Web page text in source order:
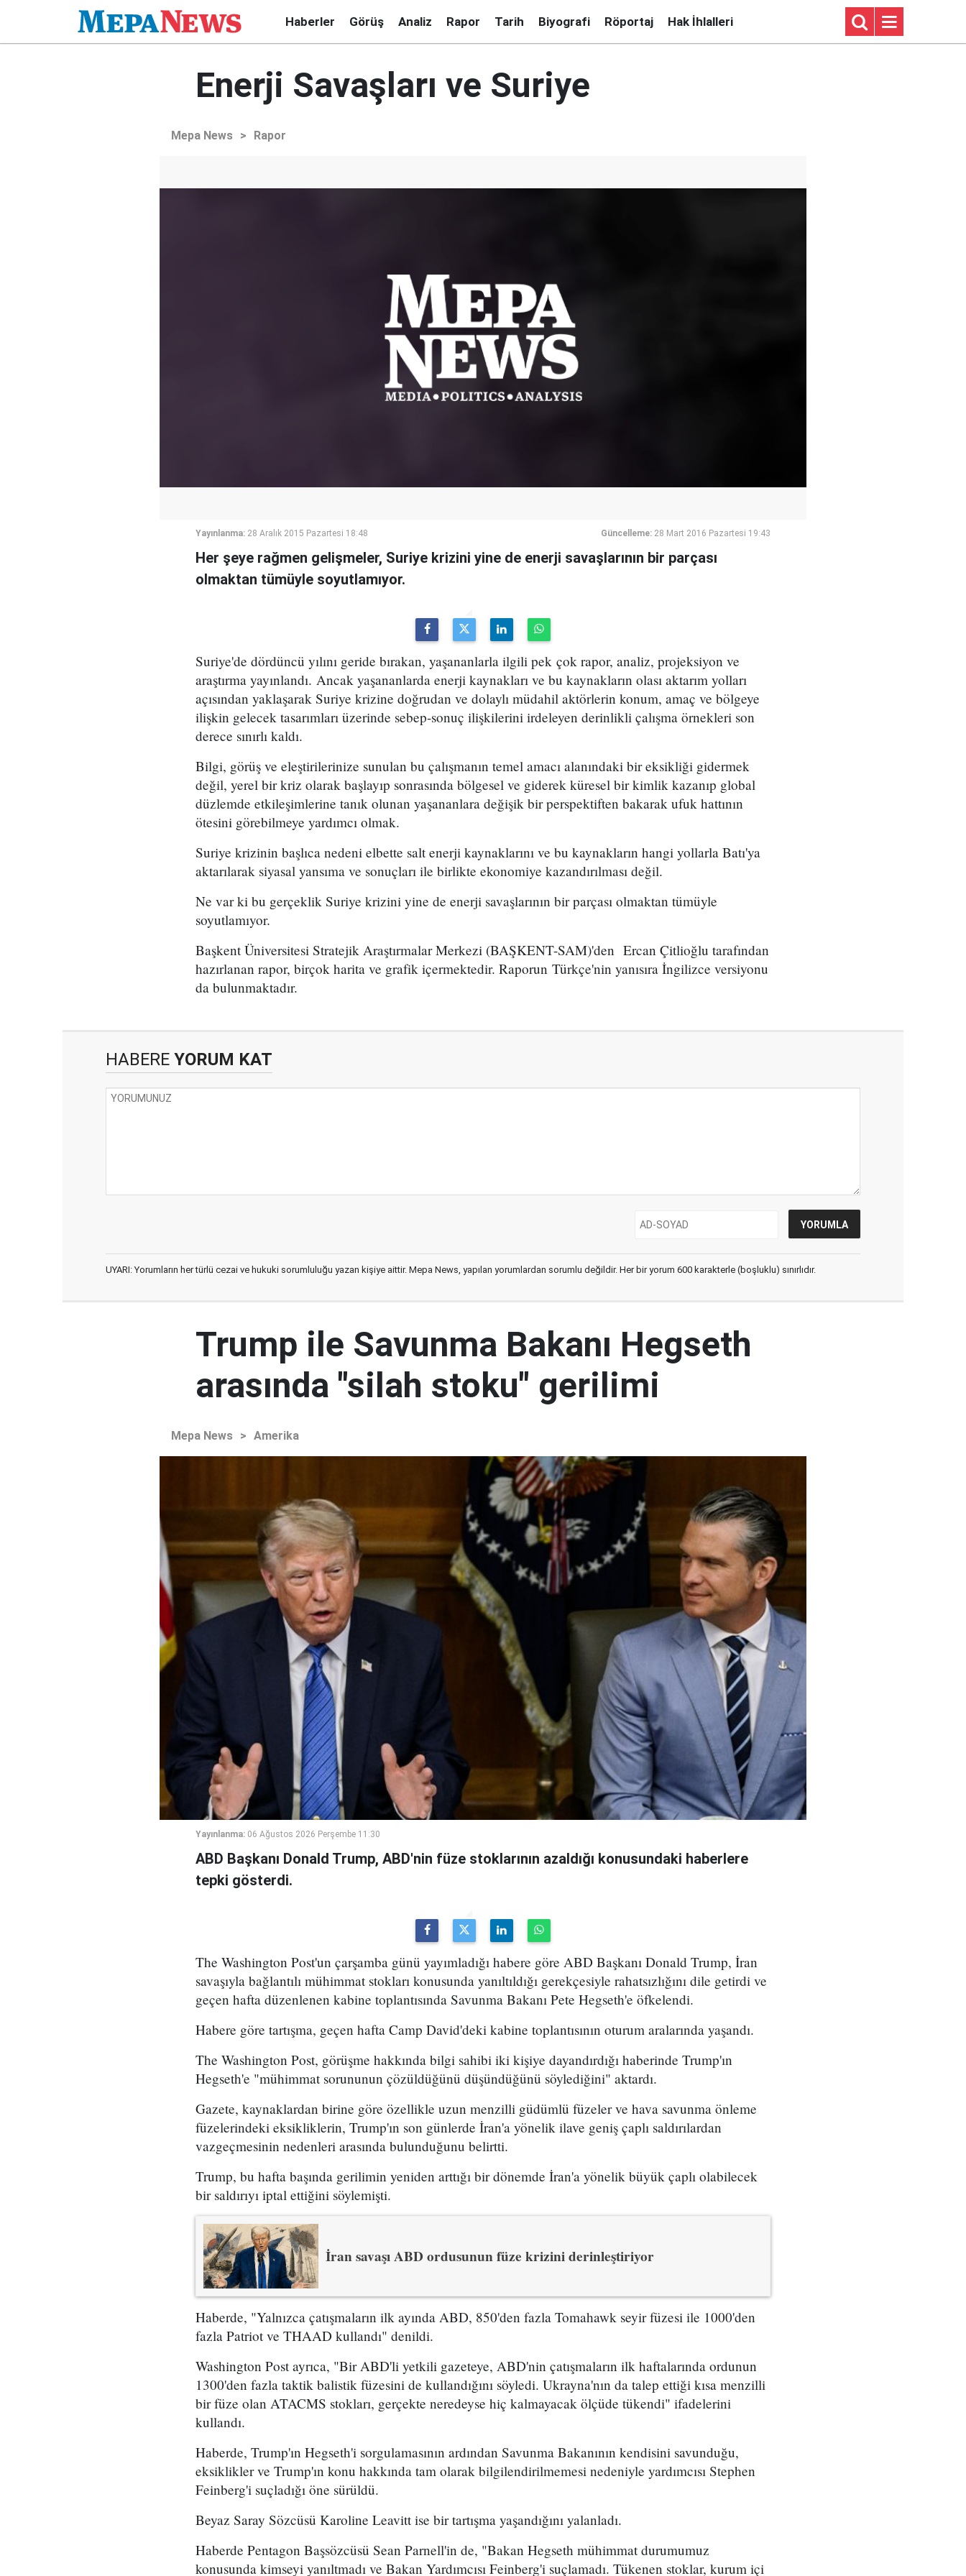
Haberler Görüş Analiz Rapor Tarih Biyografi Röportaj Hak İhlalleri
Enerji Savaşları ve Suriye
Mepa News > Rapor
Yayınlanma: 28 Aralık 2015 Pazartesi 18:48 Güncelleme: 28 Mart 2016 Pazartesi 19:43
Her şeye rağmen gelişmeler, Suriye krizini yine de enerji savaşlarının bir parçası
olmaktan tümüyle soyutlamıyor.
Suriye'de dördüncü yılını geride bırakan, yaşananlarla ilgili pek çok rapor, analiz, projeksiyon ve
araştırma yayınlandı. Ancak yaşananlarda enerji kaynakları ve bu kaynakların olası aktarım yolları
açısından yaklaşarak Suriye krizine doğrudan ve dolaylı müdahil aktörlerin konum, amaç ve bölgeye
ilişkin gelecek tasarımları üzerinde sebep-sonuç ilişkilerini irdeleyen derinlikli çalışma örnekleri son
derece sınırlı kaldı.
Bilgi, görüş ve eleştirilerinize sunulan bu çalışmanın temel amacı alanındaki bir eksikliği gidermek
değil, yerel bir kriz olarak başlayıp sonrasında bölgesel ve giderek küresel bir kimlik kazanıp global
düzlemde etkileşimlerine tanık olunan yaşananlara değişik bir perspektiften bakarak ufuk hattının
ötesini görebilmeye yardımcı olmak.
Suriye krizinin başlıca nedeni elbette salt enerji kaynaklarını ve bu kaynakların hangi yollarla Batı'ya
aktarılarak siyasal yansıma ve sonuçları ile birlikte ekonomiye kazandırılması değil.
Ne var ki bu gerçeklik Suriye krizini yine de enerji savaşlarının bir parçası olmaktan tümüyle
soyutlamıyor.
Başkent Üniversitesi Stratejik Araştırmalar Merkezi (BAŞKENT-SAM)'den Ercan Çitlioğlu tarafından
hazırlanan rapor, birçok harita ve grafik içermektedir. Raporun Türkçe'nin yanısıra İngilizce versiyonu
da bulunmaktadır.
HABERE YORUM KAT
UYARI: Yorumların her türlü cezai ve hukuki sorumluluğu yazan kişiye aittir. Mepa News, yapılan yorumlardan sorumlu değildir. Her bir yorum 600 karakterle (boşluklu) sınırlıdır.
Trump ile Savunma Bakanı Hegseth
arasında "silah stoku" gerilimi
Mepa News > Amerika
Yayınlanma: 06 Ağustos 2026 Perşembe 11:30
ABD Başkanı Donald Trump, ABD'nin füze stoklarının azaldığı konusundaki haberlere
tepki gösterdi.
The Washington Post'un çarşamba günü yayımladığı habere göre ABD Başkanı Donald Trump, İran
savaşıyla bağlantılı mühimmat stokları konusunda yanıltıldığı gerekçesiyle rahatsızlığını dile getirdi ve
geçen hafta düzenlenen kabine toplantısında Savunma Bakanı Pete Hegseth'e öfkelendi.
Habere göre tartışma, geçen hafta Camp David'deki kabine toplantısının oturum aralarında yaşandı.
The Washington Post, görüşme hakkında bilgi sahibi iki kişiye dayandırdığı haberinde Trump'ın
Hegseth'e "mühimmat sorununun çözüldüğünü düşündüğünü söylediğini" aktardı.
Gazete, kaynaklardan birine göre özellikle uzun menzilli güdümlü füzeler ve hava savunma önleme
füzelerindeki eksikliklerin, Trump'ın son günlerde İran'a yönelik ilave geniş çaplı saldırılardan
vazgeçmesinin nedenleri arasında bulunduğunu belirtti.
Trump, bu hafta başında gerilimin yeniden arttığı bir dönemde İran'a yönelik büyük çaplı olabilecek
bir saldırıyı iptal ettiğini söylemişti.
İran savaşı ABD ordusunun füze krizini derinleştiriyor
Haberde, "Yalnızca çatışmaların ilk ayında ABD, 850'den fazla Tomahawk seyir füzesi ile 1000'den
fazla Patriot ve THAAD kullandı" denildi.
Washington Post ayrıca, "Bir ABD'li yetkili gazeteye, ABD'nin çatışmaların ilk haftalarında ordunun
1300'den fazla taktik balistik füzesini de kullandığını söyledi. Ukrayna'nın da talep ettiği kısa menzilli
bir füze olan ATACMS stokları, gerçekte neredeyse hiç kalmayacak ölçüde tükendi" ifadelerini
kullandı.
Haberde, Trump'ın Hegseth'i sorgulamasının ardından Savunma Bakanının kendisini savunduğu,
eksiklikler ve Trump'ın konu hakkında tam olarak bilgilendirilmemesi nedeniyle yardımcısı Stephen
Feinberg'i suçladığı öne sürüldü.
Beyaz Saray Sözcüsü Karoline Leavitt ise bir tartışma yaşandığını yalanladı.
Haberde Pentagon Başsözcüsü Sean Parnell'in de, "Bakan Hegseth mühimmat durumumuz
konusunda kimseyi yanıltmadı ve Bakan Yardımcısı Feinberg'i suçlamadı. Tükenen stoklar, kurum içi